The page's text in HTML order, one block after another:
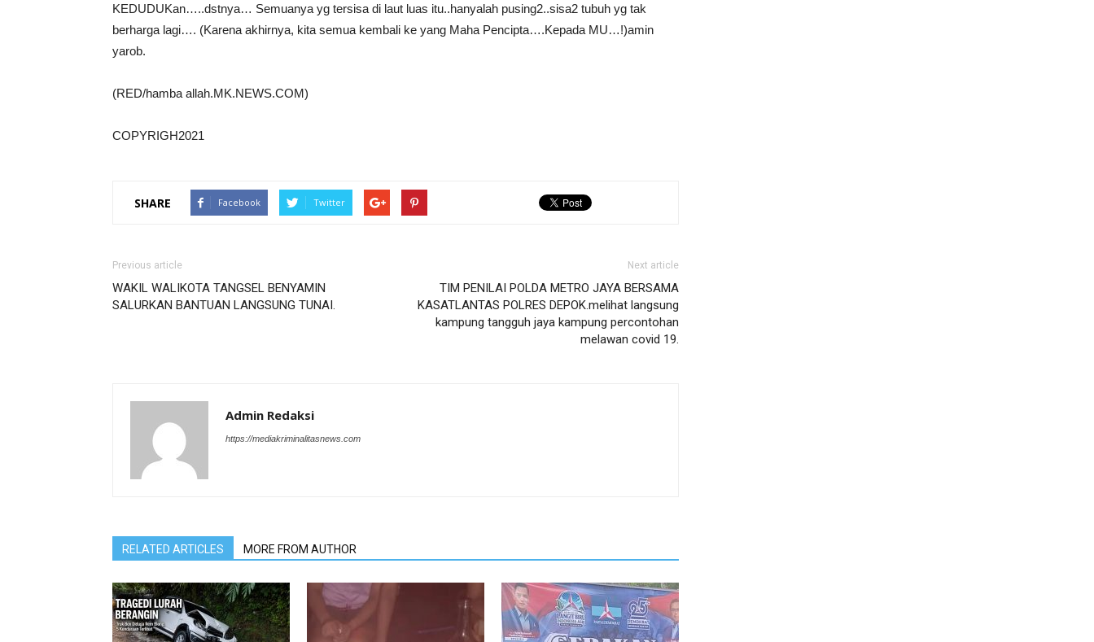
KEDUDUKan…..dstnya… Semuanya yg tersisa di laut luas itu..hanyalah pusing2..sisa2 tubuh yg tak
berharga lagi…. (Karena akhirnya, kita semua kembali ke yang Maha Pencipta….Kepada MU…!)amin
yarob.
(RED/hamba allah.MK.NEWS.COM)
COPYRIGH2021
SHARE Facebook Twitter
Previous article
WAKIL WALIKOTA TANGSEL BENYAMIN
SALURKAN BANTUAN LANGSUNG TUNAI.
Next article
TIM PENILAI POLDA METRO JAYA BERSAMA
KASATLANTAS POLRES DEPOK.melihat langsung
kampung tangguh jaya kampung percontohan
melawan covid 19.
Admin Redaksi
https://mediakriminalitasnews.com
RELATED ARTICLES MORE FROM AUTHOR